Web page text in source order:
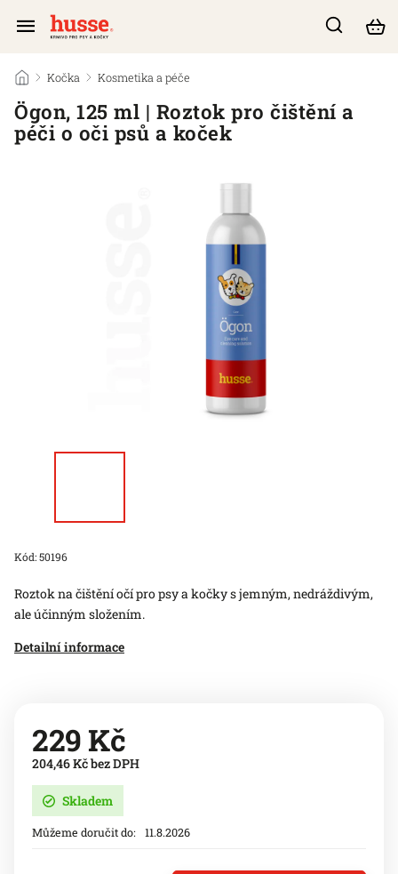
/ Kočka / Kosmetika a péče
Ögon, 125 ml | Roztok pro čištění a
péči o oči psů a koček
Kód:50196
Roztok na čištění očí pro psy a kočky s jemným, nedráždivým,
ale účinným složením.
Detailní informace
229 Kč
204,46 Kč bez DPH
Skladem
Můžeme doručit do: 11.8.2026